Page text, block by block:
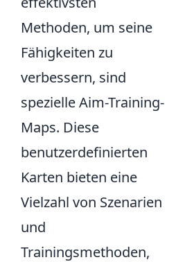
Methoden, um seine
Fähigkeiten zu
verbessern, sind
spezielle Aim-Training-
Maps. Diese
benutzerdefinierten
Karten bieten eine
Vielzahl von Szenarien
und
Trainingsmethoden,